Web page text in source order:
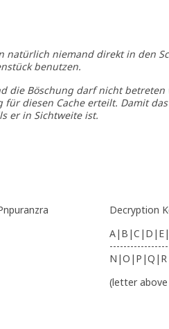
natürlich niemand direkt in den
benutzen.
die Böschung darf nicht
diesen Cache erteilt. Damit
er in Sichtweite ist.
Decryption
(letter above